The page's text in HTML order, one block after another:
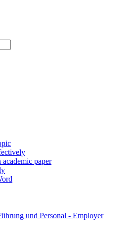
paper
und Personal - Employer